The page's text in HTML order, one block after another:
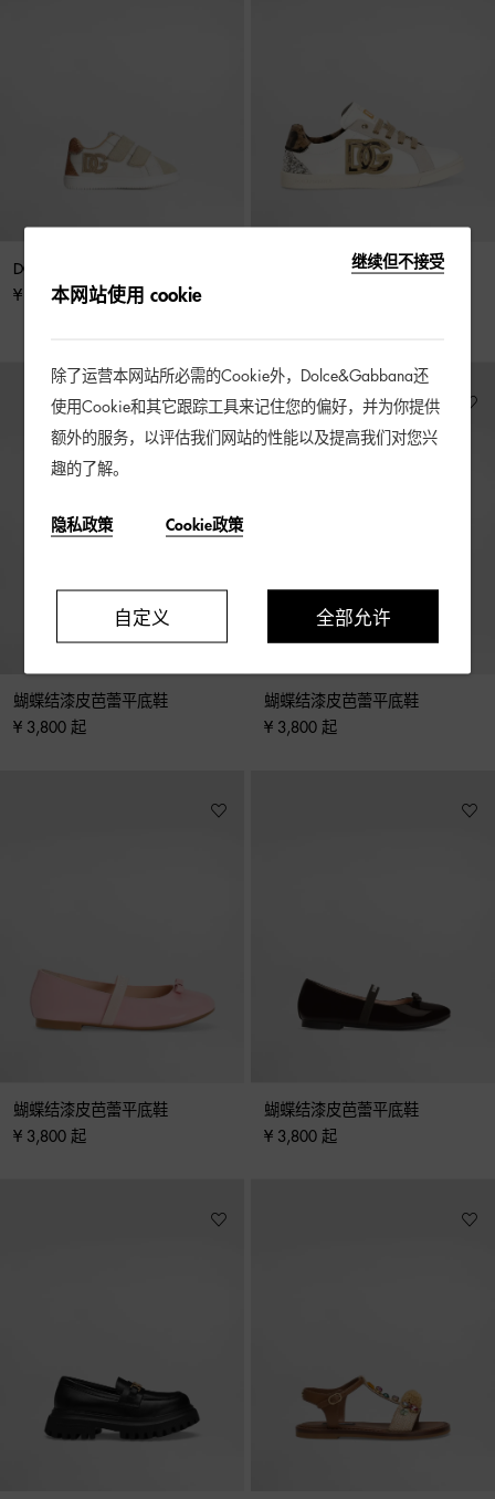
DG 原版纳帕牛皮革运动鞋
¥ 2,900
配闪粉和刺绣的DG Original运
蝴蝶结漆皮芭蕾平底鞋
¥ 3,800 起
蝴蝶结漆皮芭蕾平底鞋
¥ 3,800 起
蝴蝶结漆皮芭蕾平底鞋
¥ 3,800 起
蝴蝶结漆皮芭蕾平底鞋
¥ 3,800 起
继续但不接受
本网站使用 cookie
除了运营本网站所必需的Cookie外，Dolce&Gabbana还
使用Cookie和其它跟踪工具来记住您的偏好，并为你提供
额外的服务，以评估我们网站的性能以及提高我们对您兴
趣的了解。
隐私政策 Cookie政策
自定义 全部允许